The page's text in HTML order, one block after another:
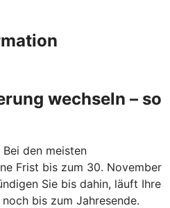
wechseln – so
den meisten
Frist bis zum 30. November
Sie bis dahin, läuft Ihre
bis zum Jahresende.